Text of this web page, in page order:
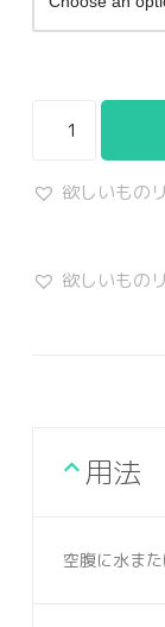
欲しいもの
欲しいもの
用法
空腹に水ま